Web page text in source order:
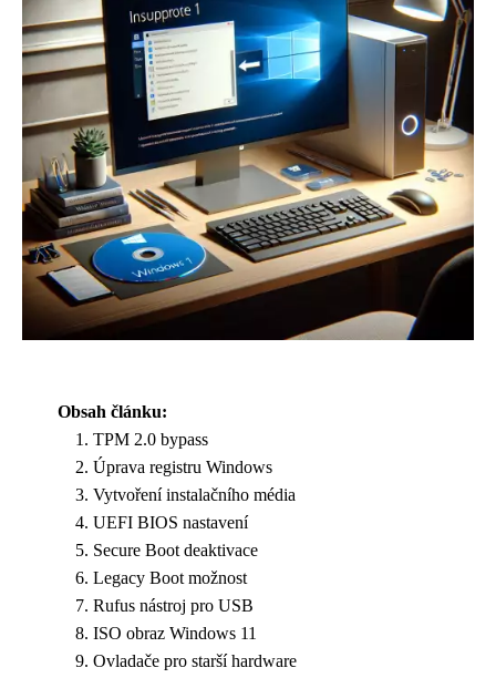
Obsah článku:
TPM 2.0 bypass
Úprava registru Windows
Vytvoření instalačního média
UEFI BIOS nastavení
Secure Boot deaktivace
Legacy Boot možnost
Rufus nástroj pro USB
ISO obraz Windows 11
Ovladače pro starší hardware